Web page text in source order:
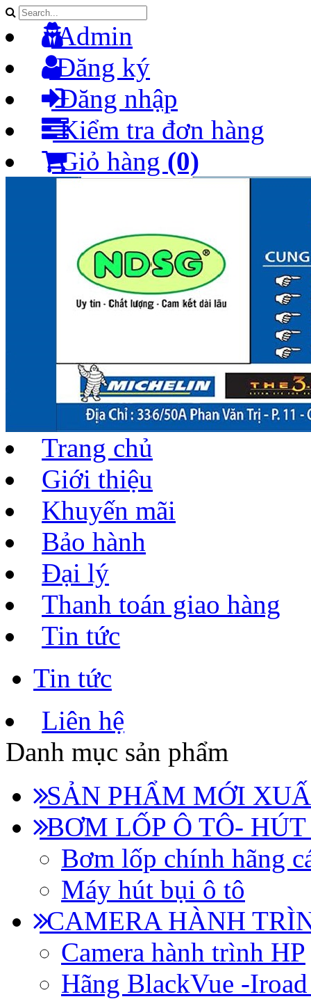
Admin
Đăng ký
Đăng nhập
Kiểm tra đơn hàng
Giỏ hàng (0)
Trang chủ
Giới thiệu
Khuyến mãi
Bảo hành
Đại lý
Thanh toán giao hàng
Tin tức
Tin tức
Liên hệ
Danh mục sản phẩm
SẢN PHẨM MỚI
BƠM LỐP Ô TÔ-
Bơm lốp chính hãng
Máy hút bụi ô tô
CAMERA HÀNH
Camera hành trình HP
Hãng BlackVue -